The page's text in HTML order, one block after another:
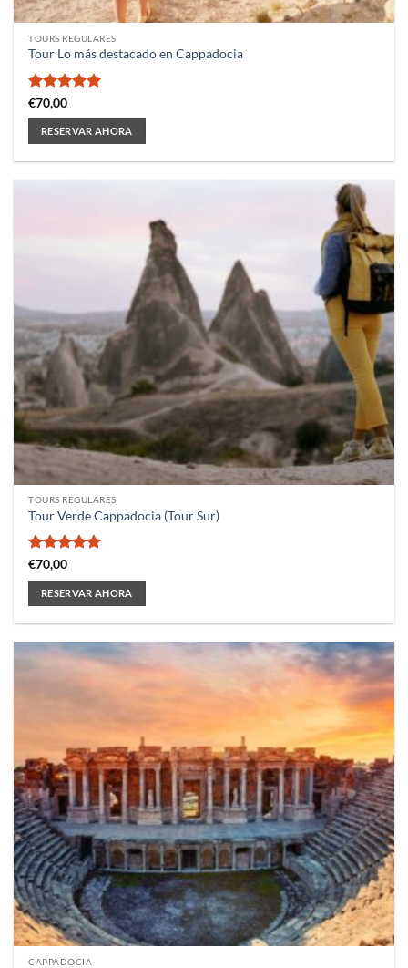
TOURS REGULARES
Tour Lo más destacado en Cappadocia
Valorado
con5de 5
€70,00
RESERVAR AHORA
TOURS REGULARES
Tour Verde Cappadocia (Tour Sur)
Valorado
con5de 5
€70,00
RESERVAR AHORA
CAPPADOCIA